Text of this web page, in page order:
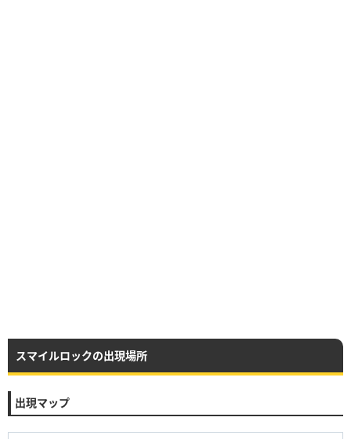
スマイルロックの出現場所
出現マップ